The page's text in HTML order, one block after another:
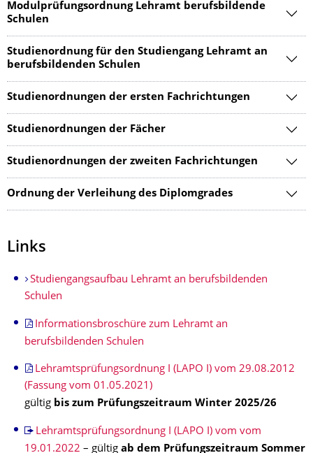
Modulprüfungsordnung Lehramt berufsbildende
Schulen
Studienordnung für den Studiengang Lehramt an
berufsbildenden Schulen
Studienordnungen der ersten Fachrichtungen
Studienordnungen der Fächer
Studienordnungen der zweiten Fachrichtungen
Ordnung der Verleihung des Diplomgrades
Links
Studiengangsaufbau Lehramt an berufsbildenden
Schulen
Informationsbroschüre zum Lehramt an
berufsbildenden Schulen
Lehramtsprüfungsordnung I (LAPO I) vom 29.08.2012
(Fassung vom 01.05.2021)
gültig bis zum Prüfungszeitraum Winter 2025/26
Lehramtsprüfungsordnung I (LAPO I) vom vom
19.01.2022 – gültig ab dem Prüfungszeitraum Sommer